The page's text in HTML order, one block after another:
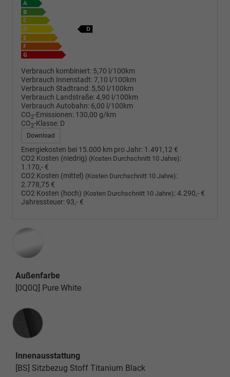
Verbrauch kombiniert: 5,70 l/100km
Verbrauch Innenstadt:7,10 l/100km
Verbrauch Stadtrand: 5,50 l/100km
Verbrauch Landstraße:4,90 l/100km
Verbrauch Autobahn: 6,00 l/100km
CO2-Emissionen: 130,00 g/km
CO2-Klasse: D
Download
Energiekosten bei 15.000 km pro Jahr: 1.491,12 €
CO2 Kosten (niedrig) (Kosten Durchschnitt 10 Jahre):
1.170,- €
CO2 Kosten (mittel) (Kosten Durchschnitt 10 Jahre):
2.778,75 €
CO2 Kosten (hoch) (Kosten Durchschnitt 10 Jahre):4.290,- €
Jahressteuer: 93,- €
Außenfarbe
[0Q0Q] Pure White
Innenausstattung
Innenausstattung
[BS] Sitzbezug Stoff Titanium Black